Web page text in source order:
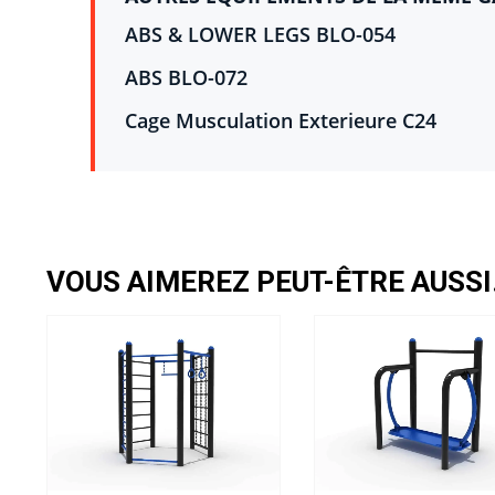
ABS & LOWER LEGS BLO-054
ABS BLO-072
Cage Musculation Exterieure C24
VOUS AIMEREZ PEUT-ÊTRE